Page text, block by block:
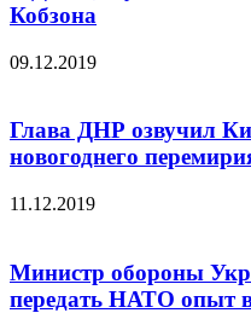
Кобзона
09.12.2019
Глава ДНР озвучил
новогоднего
11.12.2019
Министр обороны
передать НАТО опыт